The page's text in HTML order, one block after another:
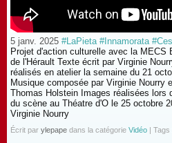
5 janv. 2025 #LaPieta #Innamorata
Projet d'action culturelle avec la MECS
de l'Hérault Texte écrit par Virginie
réalisés en atelier la semaine du 21
Musique composée par Virginie Nourry
Thomas Holstein Images réalisées lors
du scène au Théatre d'O le 25 octobre
Virginie Nourry
Écrit par ylepape dans la catégorie Vidéo | Tags